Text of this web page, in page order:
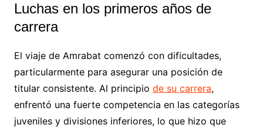
Luchas en los primeros años de
carrera
El viaje de Amrabat comenzó con dificultades,
particularmente para asegurar una posición de
titular consistente. Al principio de su carrera,
enfrentó una fuerte competencia en las categorías
juveniles y divisiones inferiores, lo que hizo que